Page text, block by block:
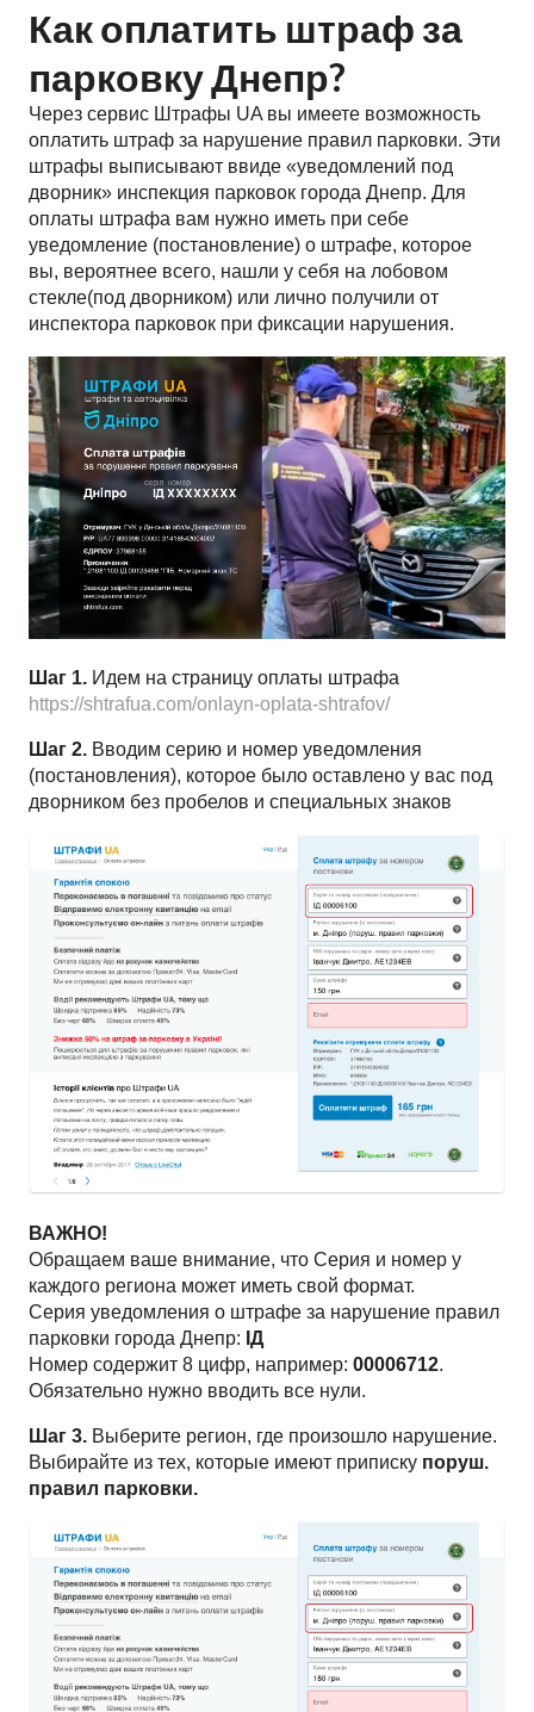
Как оплатить штраф за
парковку Днепр?
Через сервис Штрафы UA вы имеете возможность
оплатить штраф за нарушение правил парковки. Эти
штрафы выписывают ввиде «уведомлений под
дворник» инспекция парковок города Днепр. Для
оплаты штрафа вам нужно иметь при себе
уведомление (постановление) о штрафе, которое
вы, вероятнее всего, нашли у себя на лобовом
стекле(под дворником) или лично получили от
инспектора парковок при фиксации нарушения.
Шаг 1. Идем на страницу оплаты штрафа
https://shtrafua.com/onlayn-oplata-shtrafov/
Шаг 2. Вводим серию и номер уведомления
(постановления), которое было оставлено у вас под
дворником без пробелов и специальных знаков
ВАЖНО!
Обращаем ваше внимание, что Серия и номер у
каждого региона может иметь свой формат.
Серия уведомления о штрафе за нарушение правил
парковки города Днепр: ІД
Номер содержит 8 цифр, например: 00006712.
Обязательно нужно вводить все нули.
Шаг 3. Выберите регион, где произошло нарушение.
Выбирайте из тех, которые имеют приписку поруш.
правил парковки.